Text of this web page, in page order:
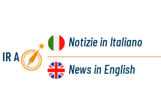
IR A
Notiziein Italiano
News in English